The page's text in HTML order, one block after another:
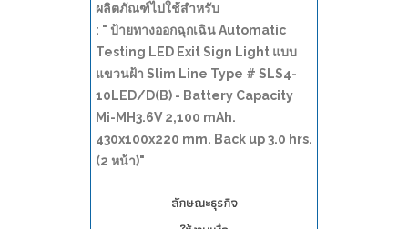
ผลิตภัณฑ์ไปใช้สำหรับ
: " ป้ายทางออกฉุกเฉิน Automatic
Testing LED Exit Sign Light แบบ
แขวนฝ้า Slim Line Type # SLS4-
10LED/D(B) - Battery Capacity
Mi-MH3.6V 2,100 mAh.
430x100x220 mm. Back up 3.0 hrs.
(2 หน้า)"
ลักษณะธุรกิจ